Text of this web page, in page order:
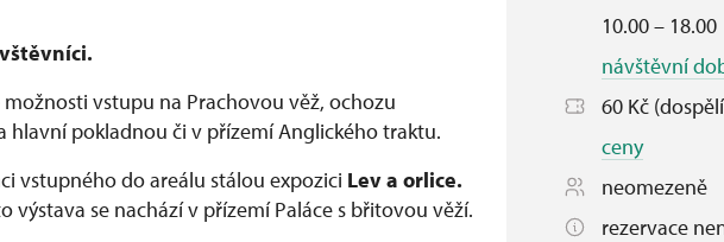
vstupu na Prachovou věž, ochozu
hlavní pokladnou či v přízemí Anglického traktu.
vstupného do areálu stálou expozici Lev a orlice.
výstava se nachází v přízemí Paláce s břitovou věží.
10.00 – 18.00
návštěvní
60 Kč
ceny
neomezeně
rezervace